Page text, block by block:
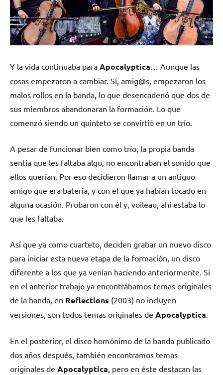
Y la vida continuaba para Apocalyptica… Aunque las
cosas empezaron a cambiar. Sí, amig@s, empezaron los
malos rollos en la banda, lo que desencadenó que dos de
sus miembros abandonaran la formación. Lo que
comenzó siendo un quinteto se convirtió en un trío.
A pesar de funcionar bien como trío, la propia banda
sentía que les faltaba algo, no encontraban el sonido que
ellos querían. Por eso decidieron llamar a un antiguo
amigo que era batería, y con el que ya habían tocado en
alguna ocasión. Probaron con él y, voileau, ahí estaba lo
que les faltaba.
Así que ya como cuarteto, deciden grabar un nuevo disco
para iniciar esta nueva etapa de la formación, un disco
diferente a los que ya venían haciendo anteriormente. Si
en el anterior trabajo ya encontrábamos temas originales
de la banda, en Reflections (2003) no incluyen
versiones, son todos temas originales de Apocalyptica.
En el posterior, el disco homónimo de la banda publicado
dos años después, también encontramos temas
originales de Apocalyptica, pero en éste destacan las